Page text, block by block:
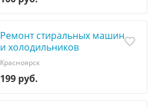
Ремонт стиральных машин
и холодильников
199 руб.
Красноярск